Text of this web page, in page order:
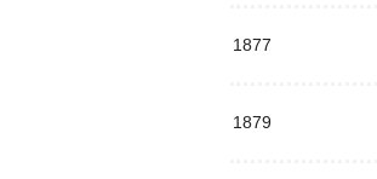
1877
1879